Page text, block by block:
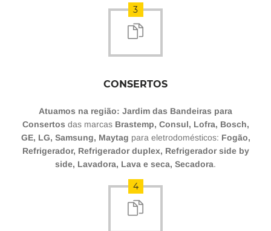
3
CONSERTOS
Atuamos na região: Jardim das Bandeiras para
Consertos das marcas Brastemp, Consul, Lofra, Bosch,
GE, LG, Samsung, Maytag para eletrodomésticos: Fogão,
Refrigerador, Refrigerador duplex, Refrigerador side by
side, Lavadora, Lava e seca, Secadora.
4